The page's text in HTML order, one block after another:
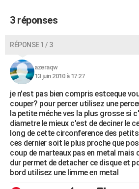
S'inscrire
Se connecter
Lycées
Collèges
Primaires
Universités
Entreprises
Service militaire
Avis de recherche
Bricolage
Lifestyle
Culture
Sport
Auto
Television
Voyage
Cinema
3 réponses
RÉPONSE 1 / 3
azeraqw
13 juin 2010 à 17:27
je n'est pas bien compris estceque
couper? pour percer utilisez une
la petite méche ves la plus grosse si
diametre le mieux c'est de deciner le
long de cette circonference des
ces dernier soit le plus proche que
coup de marteaux pas en metal mais
dur permet de detacher ce disque et
bord utilisez une limme en metal